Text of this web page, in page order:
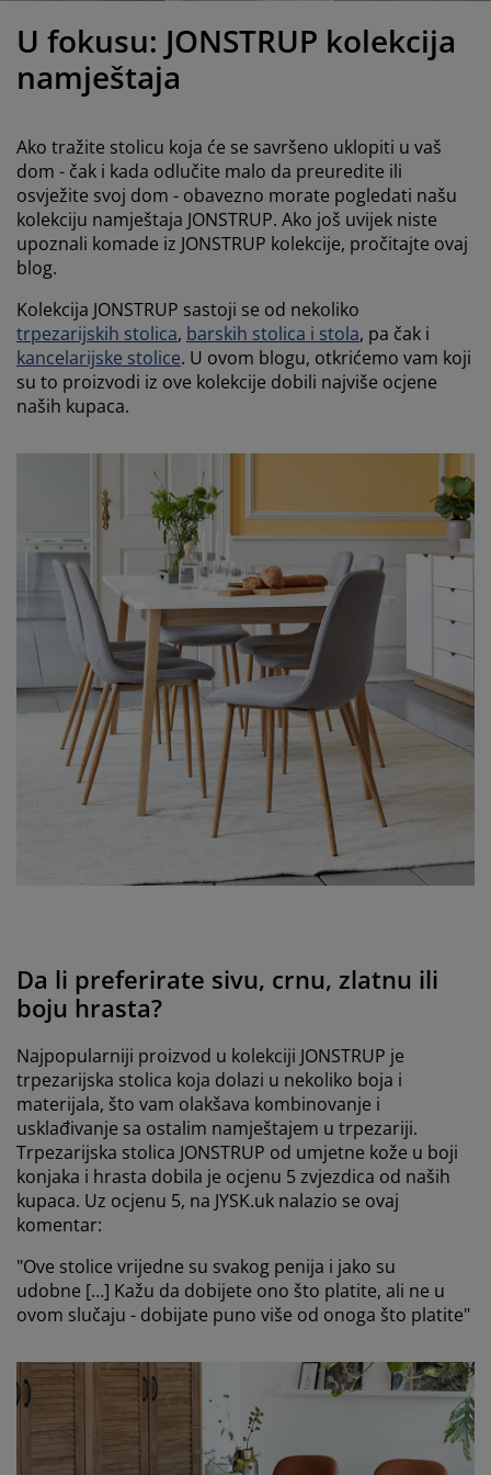
kreveta sa spremnikom
madraci
kreveti
namještaja
rasvjeta
potrepštine
U fokusu: JONSTRUP kolekcija
namještaja
Ako tražite stolicu koja će se savršeno uklopiti u vaš
dom - čak i kada odlučite malo da preuredite ili
osvježite svoj dom - obavezno morate pogledati našu
kolekciju namještaja JONSTRUP. Ako još uvijek niste
upoznali komade iz JONSTRUP kolekcije, pročitajte ovaj
blog.
Kolekcija JONSTRUP sastoji se od nekoliko
trpezarijskih stolica, barskih stolica i stola, pa čak i
kancelarijske stolice. U ovom blogu, otkrićemo vam koji
su to proizvodi iz ove kolekcije dobili najviše ocjene
naših kupaca.
Da li preferirate sivu, crnu, zlatnu ili
boju hrasta?
Najpopularniji proizvod u kolekciji JONSTRUP je
trpezarijska stolica koja dolazi u nekoliko boja i
materijala, što vam olakšava kombinovanje i
usklađivanje sa ostalim namještajem u trpezariji.
Trpezarijska stolica JONSTRUP od umjetne kože u boji
konjaka i hrasta dobila je ocjenu 5 zvjezdica od naših
kupaca. Uz ocjenu 5, na JYSK.uk nalazio se ovaj
komentar:
"Ove stolice vrijedne su svakog penija i jako su
udobne […] Kažu da dobijete ono što platite, ali ne u
ovom slučaju - dobijate puno više od onoga što platite"